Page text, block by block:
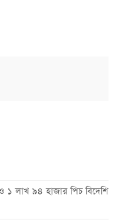
১ লাখ ৯৪ হাজার পিচ বিদেশি